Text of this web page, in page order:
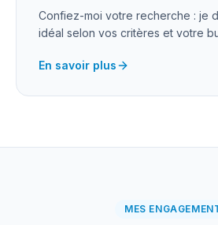
Confiez-moi votre recherche : je
idéal selon vos critères et votre
En savoir plus
MES